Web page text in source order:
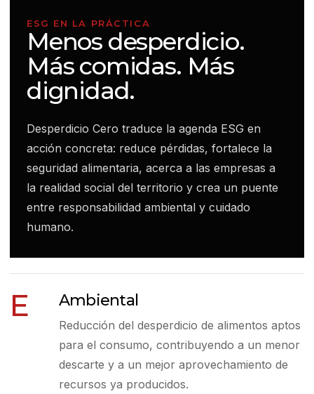
ESG EN LA PRÁCTICA
Menos desperdicio.
Más comidas. Más
dignidad.
Desperdicio Cero traduce la agenda ESG en
acción concreta: reduce pérdidas, fortalece la
seguridad alimentaria, acerca a las empresas a
la realidad social del territorio y crea un puente
entre responsabilidad ambiental y cuidado
humano.
E Ambiental
Reducción del desperdicio de alimentos aptos
para el consumo, contribuyendo a un menor
descarte y a un mejor aprovechamiento de
recursos ya producidos.